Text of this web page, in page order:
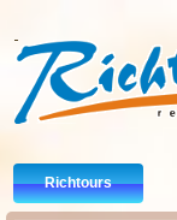
Richtours